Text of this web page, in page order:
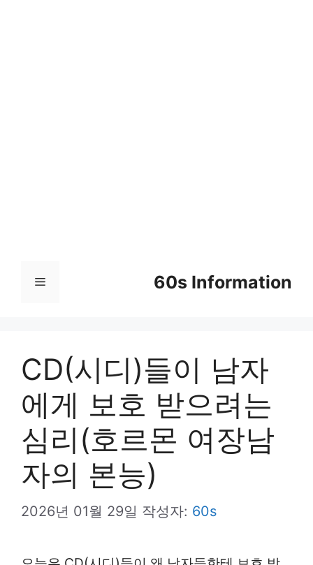
60s Information
메
CD(시디)들이 남자
에게 보호 받으려는
심리(호르몬 여장남
자의 본능)
2026년 01월 29일 작성자: 60s